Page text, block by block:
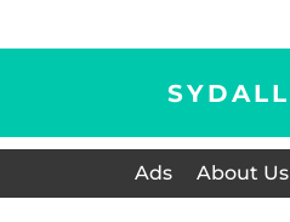
Ads About Us